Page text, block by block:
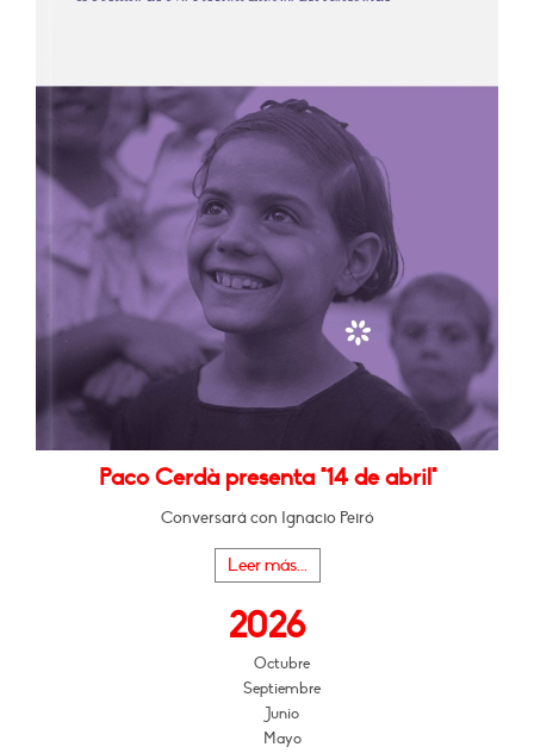
Paco Cerdà presenta "14 de abril"
Conversará con Ignacio Peiró
Leer más...
2026
Octubre
Septiembre
Junio
Mayo